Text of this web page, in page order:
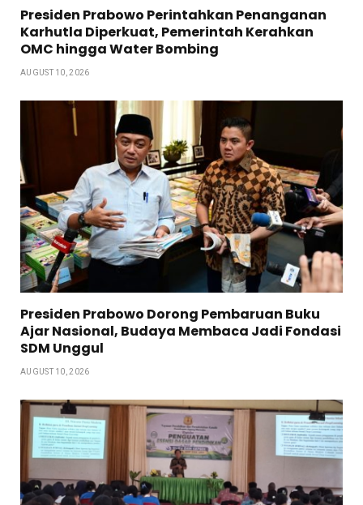
Presiden Prabowo Perintahkan Penanganan
Karhutla Diperkuat, Pemerintah Kerahkan
OMC hingga Water Bombing
AUGUST 10, 2026
Presiden Prabowo Dorong Pembaruan Buku
Ajar Nasional, Budaya Membaca Jadi Fondasi
SDM Unggul
AUGUST 10, 2026